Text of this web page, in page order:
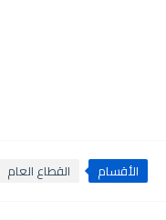
الأقسام القطاع العام